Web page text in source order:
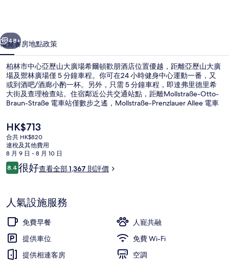
山
大
廣
場
希
爾
頓
歡
朋
店
相
片
集
個 下一個
48+
概覽客房地點政策
柏林市中心亞歷山大廣場希爾頓歡朋酒店位置優越，距離亞歷山大廣
場及禦林廣場僅 5 分鐘車程。你可在24 小時健身中心運動一番，又
或到酒吧/酒廊小酌一杯。另外，只需 5 分鐘車程，即達弗里德里希
大街及查理檢查站。住宿鄰近公共交通站點，距離Mollstraße-Otto-
Braun-Straße 電車站僅數步之遙，Mollstraße-Prenzlauer Allee 電車
現
價
HK$713
HK$713
合共 HK$820
連稅及其他費用
8 月 9 日 - 8 月 10 日
評
價
8.48.4 分，滿分 10 分，
很好查看全部 1,367 則評價
人氣設施服務
免費早餐
人寵共融
提供車位
免費 Wi-Fi
提供相連客房
空調